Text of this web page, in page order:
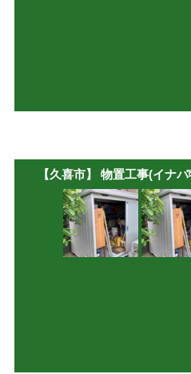
【久喜市】 物置工事(イナ